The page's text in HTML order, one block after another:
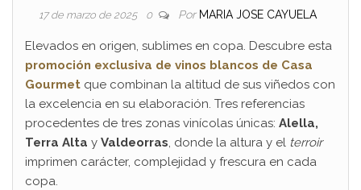
17 de marzo de 2025 0 Por MARIA JOSE CAYUELA
Elevados en origen, sublimes en copa. Descubre esta
promoción exclusiva de vinos blancos de Casa
Gourmet que combinan la altitud de sus viñedos con
la excelencia en su elaboración. Tres referencias
procedentes de tres zonas vinícolas únicas: Alella,
Terra Alta y Valdeorras, donde la altura y el terroir
imprimen carácter, complejidad y frescura en cada
copa.